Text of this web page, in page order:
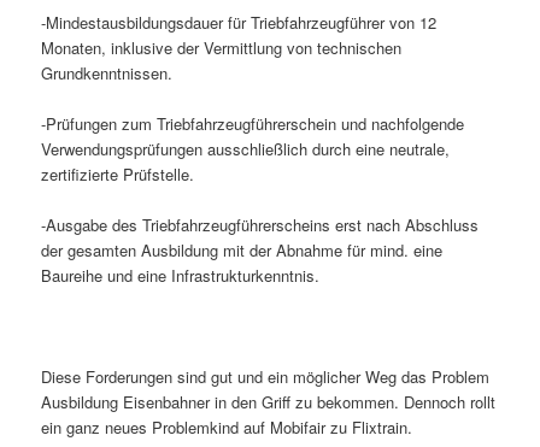
-Mindestausbildungsdauer für Triebfahrzeugführer von 12
Monaten, inklusive der Vermittlung von technischen
Grundkenntnissen.
-Prüfungen zum Triebfahrzeugführerschein und nachfolgende
Verwendungsprüfungen ausschließlich durch eine neutrale,
zertifizierte Prüfstelle.
-Ausgabe des Triebfahrzeugführerscheins erst nach Abschluss
der gesamten Ausbildung mit der Abnahme für mind. eine
Baureihe und eine Infrastrukturkenntnis.
Diese Forderungen sind gut und ein möglicher Weg das Problem
Ausbildung Eisenbahner in den Griff zu bekommen. Dennoch rollt
ein ganz neues Problemkind auf Mobifair zu Flixtrain.